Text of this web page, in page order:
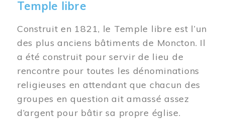
Temple libre
Construit en 1821, le Temple libre est l’un
des plus anciens bâtiments de Moncton. Il
a été construit pour servir de lieu de
rencontre pour toutes les dénominations
religieuses en attendant que chacun des
groupes en question ait amassé assez
d’argent pour bâtir sa propre église.